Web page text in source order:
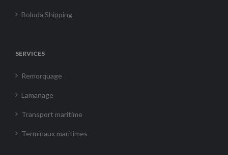
Boluda Shipping
SERVICES
Remorquage
Lamanage
Transport maritime
Terminaux maritimes